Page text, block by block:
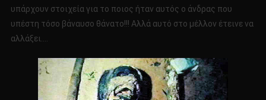
υπάρχουν στοιχεία για το ποιος ήταν αυτός ο άνδρας που
υπέστη τόσο βάναυσο θάνατο!!! Αλλά αυτό στο μέλλον έτεινε να
αλλάξει….